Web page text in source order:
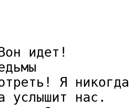
идет!
Я
услышит нас.